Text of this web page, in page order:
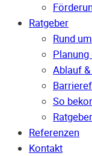
Ratgeber
Rund
Ablauf
So
Ratgeber
Referenzen
Kontakt